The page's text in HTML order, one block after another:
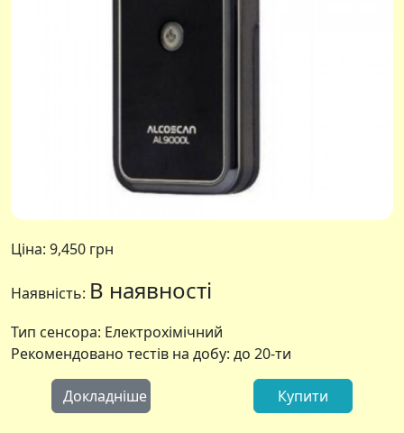
Ціна: 9,450 грн
Наявність: В наявності
Тип сенсора: Електрохімічний
Рекомендовано тестів на добу: до 20-ти
Докладніше Купити